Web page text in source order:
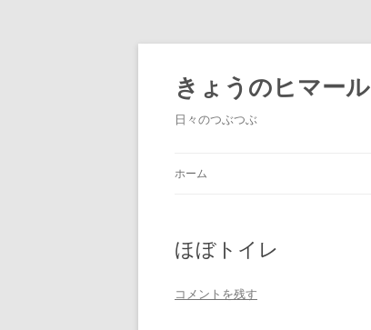
きょうのヒマール
日々のつぶつぶ
ホーム
ほぼトイレ
コメントを残す